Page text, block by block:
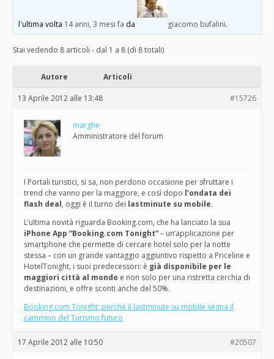
l'ultima volta 14 anni, 3 mesi fa da giacomo bufalini.
Stai vedendo 8 articoli - dal 1 a 8 (di 8 totali)
Autore Articoli
13 Aprile 2012 alle 13:48 #15726
marghe
Amministratore del forum
I Portali turistici, si sa, non perdono occasione per sfruttare i
trend che vanno per la maggiore, e così dopo l’ondata dei
flash deal, oggi è il turno dei lastminute su mobile.
L’ultima novità riguarda Booking.com, che ha lanciato la sua
iPhone App “Booking.com Tonight”– un’applicazione per
smartphone che permette di cercare hotel solo per la notte
stessa – con un grande vantaggio aggiuntivo rispetto a Priceline e
HotelTonight, i suoi predecessori: è già disponibile per le
maggiori città al mondo e non solo per una ristretta cerchia di
destinazioni, e offre sconti anche del 50%.
Booking.com Tonight: perché il lastminute su mobile segna il
cammino del Turismo futuro
17 Aprile 2012 alle 10:50 #20507